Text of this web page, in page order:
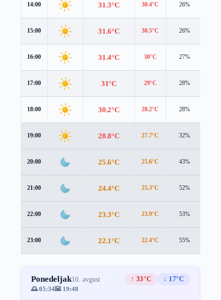
14:00 31.3°C 30.4°C 26%
15:00 31.6°C 30.5°C 26%
16:00 31.4°C 30°C 27%
17:00 31°C 29°C 28%
18:00 30.2°C 28.2°C 28%
19:00 28.8°C 27.7°C 32%
20:00 25.6°C 25.6°C 43%
21:00 24.4°C 25.3°C 52%
22:00 23.3°C 23.9°C 53%
23:00 22.1°C 22.4°C 55%
Ponedeljak10. avgust ↑ 33°C
↓ 17°C
🌅 05:34🌇 19:48